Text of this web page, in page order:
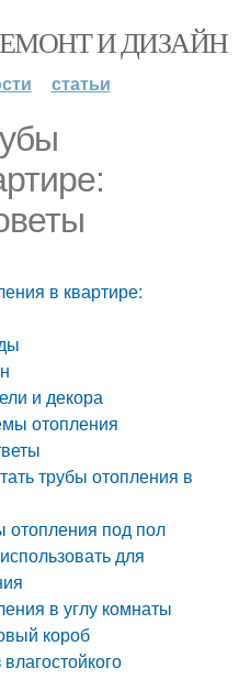
И ДИЗАЙН
статьи
в квартире:
и декора
отопления
трубы отопления в
отопления под пол
для
в углу комнаты
короб